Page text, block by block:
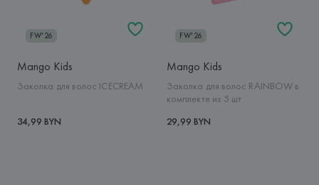
FW'26
Mango Kids
Заколка для волос ICECREAM
34,99 BYN
FW'26
Mango Kids
Заколка для волос RAINBOW в
комплекте из 5 шт
29,99 BYN